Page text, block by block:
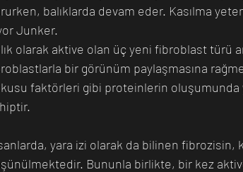
balıklarda devam eder. Kasılma
Junker.
olarak aktive olan üç yeni fibroblast türü
bir görünüm paylaşmasına
faktörleri gibi proteinlerin
yara izi olarak da bilinen
Bununla birlikte, bir kez